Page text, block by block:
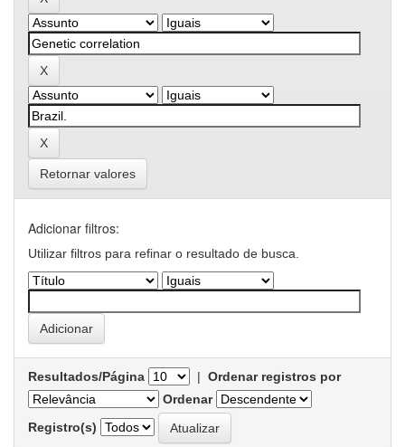
Retornar valores
Adicionar filtros:
Utilizar filtros para refinar o resultado de busca.
Resultados/Página | Ordenar registros por
Ordenar
Registro(s)